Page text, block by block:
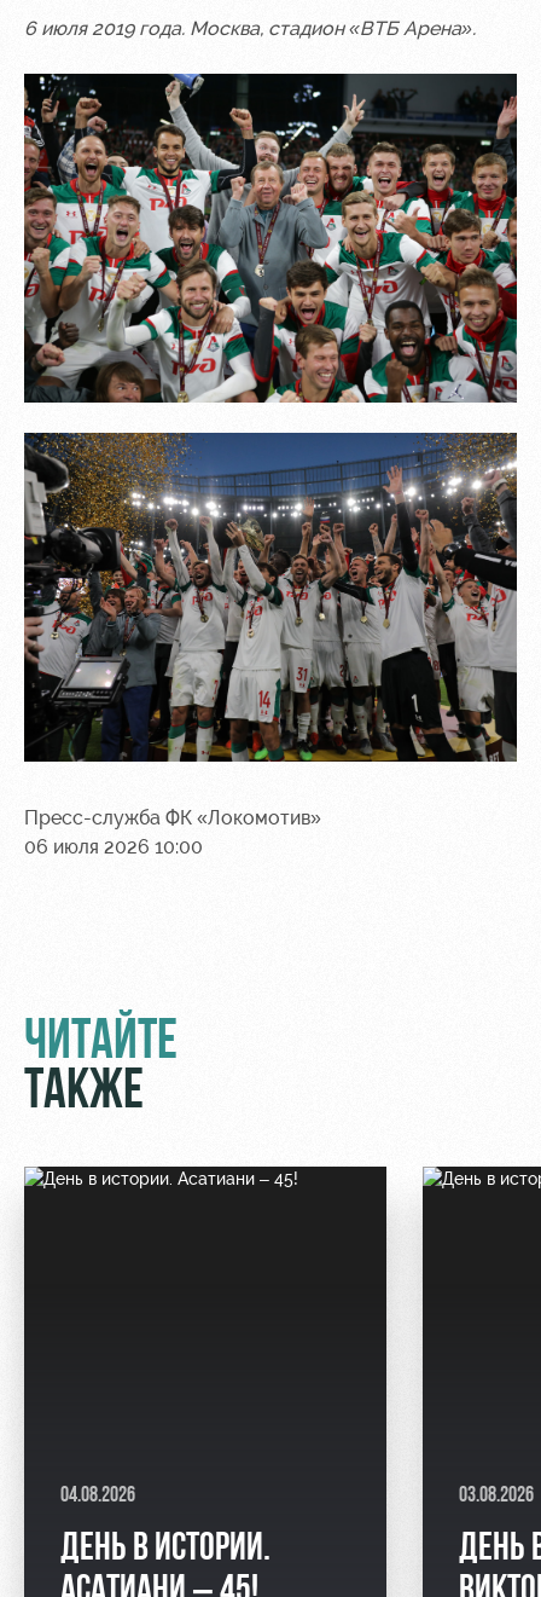
6 июля 2019 года. Москва, стадион «ВТБ Арена».
Пресс-служба ФК «Локомотив»
06 июля 2026 10:00
ЧИТАЙТЕ
ТАКЖЕ
04.08.2026
ДЕНЬ В ИСТОРИИ.
03.08.2026
ДЕНЬ